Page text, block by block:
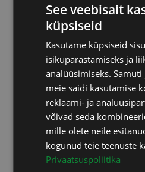
Upgraders (6)
Vastuvõtud (2)
Testid, uuringud (9)
Varia (5)
Koolitused (3)
See veebisait
küpsiseid
Kasutame küpsiseid
isikupärastamiseks ja
analüüsimiseks. Samuti
meie saidi kasutamise
reklaami- ja
võivad seda
mille olete neile
kogunud teie teenuste
Privaatsuspoliitika